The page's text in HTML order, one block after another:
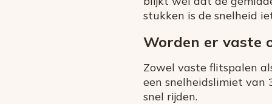
stukken is de snelheid
Worden er vaste
Zowel vaste flitspalen
een snelheidslimiet van
snel rijden.